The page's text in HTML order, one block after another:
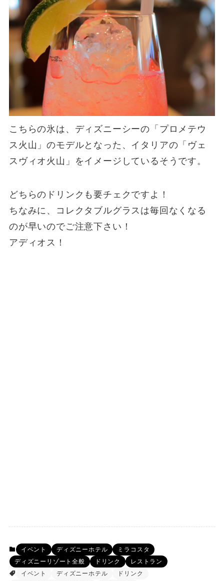
こちらの氷は、ディズニーシーの「プロメテウ
ス火山」のモデルとなった、イタリアの「ヴェ
スヴィオ火山」をイメージしているそうです。
どちらのドリンクも要チェクですよ！
ちなみに、コレクタブルグラスは毎回なくなる
のが早いのでご注意下さい！
アディオス！
イベント ディズニーホテル
ミラコスタ
ディズニーリゾート全般
ドリンク
レストラン
イベント
ディズニーホテル
ドリンク